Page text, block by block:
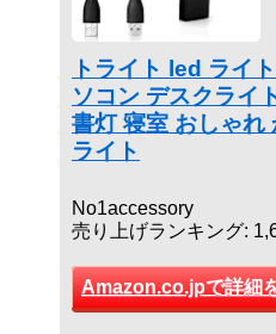
トライト led ライ
ソコン デスクライ
書灯 寝室 おしゃれ
ライト
No1accessory
売り上げランキング:
Amazon.co.jpで詳細